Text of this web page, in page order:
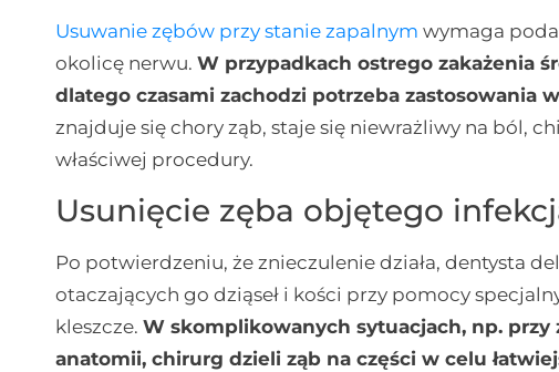
Usuwanie zębów przy stanie zapalnym wymaga
okolicę nerwu.W przypadkach ostrego zakażenia
dlatego czasami zachodzi potrzeba zastosowania
znajduje się chory ząb, staje się niewrażliwy na ból,
właściwej procedury.
Usunięcie zęba objętego
Po potwierdzeniu, że znieczulenie działa, dentysta
otaczających go dziąseł i kości przy pomocy
kleszcze.W skomplikowanych sytuacjach, np. przy
anatomii, chirurg dzieli ząb na części w celu